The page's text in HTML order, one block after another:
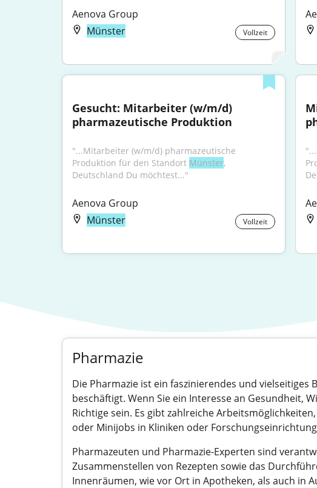
Aenova Group
Münster
Vollzeit
Gesucht: Mitarbeiter (w/m/d)
pharmazeutische Produktion
"...Mitarbeiter (w/m/d) pharmazeutische
Produktion für den Standort Münster,
Deutschland Du möchtest..."
Aenova Group
Münster
Vollzeit
Pharmazie
Die Pharmazie ist ein faszinierendes und
beschäftigt. Wenn Sie ein Interesse an Gesundheit,
Richtige sein. Es gibt zahlreiche
oder Minijobs in Kliniken oder
Pharmazeuten und Pharmazie-Experten sind
Zusammenstellen von Rezepten sowie das
Innenräumen, wie vor Ort in Apotheken, als auch in